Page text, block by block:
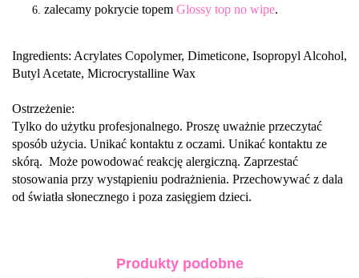
zalecamy pokrycie topem Glossy top no wipe.
Ingredients: Acrylates Copolymer, Dimeticone, Isopropyl Alcohol,
Butyl Acetate, Microcrystalline Wax
Ostrzeżenie:
Tylko do użytku profesjonalnego. Proszę uważnie przeczytać
sposób użycia. Unikać kontaktu z oczami. Unikać kontaktu ze
skórą. Może powodować reakcję alergiczną. Zaprzestać
stosowania przy wystąpieniu podrażnienia. Przechowywać z dala
od światła słonecznego i poza zasięgiem dzieci.
Produkty podobne